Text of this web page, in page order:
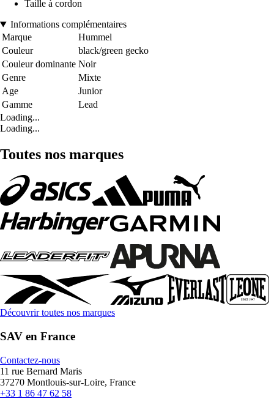
Taille à cordon
Informations complémentaires
Marque
Hummel
Couleur
black/green gecko
Couleur dominante Noir
Genre
Mixte
Age
Junior
Gamme
Lead
Loading...
Loading...
Toutes nos marques
Découvrir toutes nos marques
SAV en France
Contactez-nous
11 rue Bernard Maris
37270 Montlouis-sur-Loire, France
+33 1 86 47 62 58